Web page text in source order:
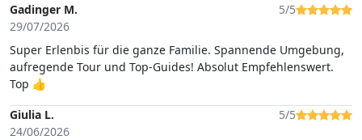
Gadinger M.
29/07/2026
5/5
Super Erlenbis für die ganze Familie. Spannende Umgebung,
aufregende Tour und Top-Guides! Absolut Empfehlenswert.
Top 👍
Giulia L.
24/06/2026
5/5